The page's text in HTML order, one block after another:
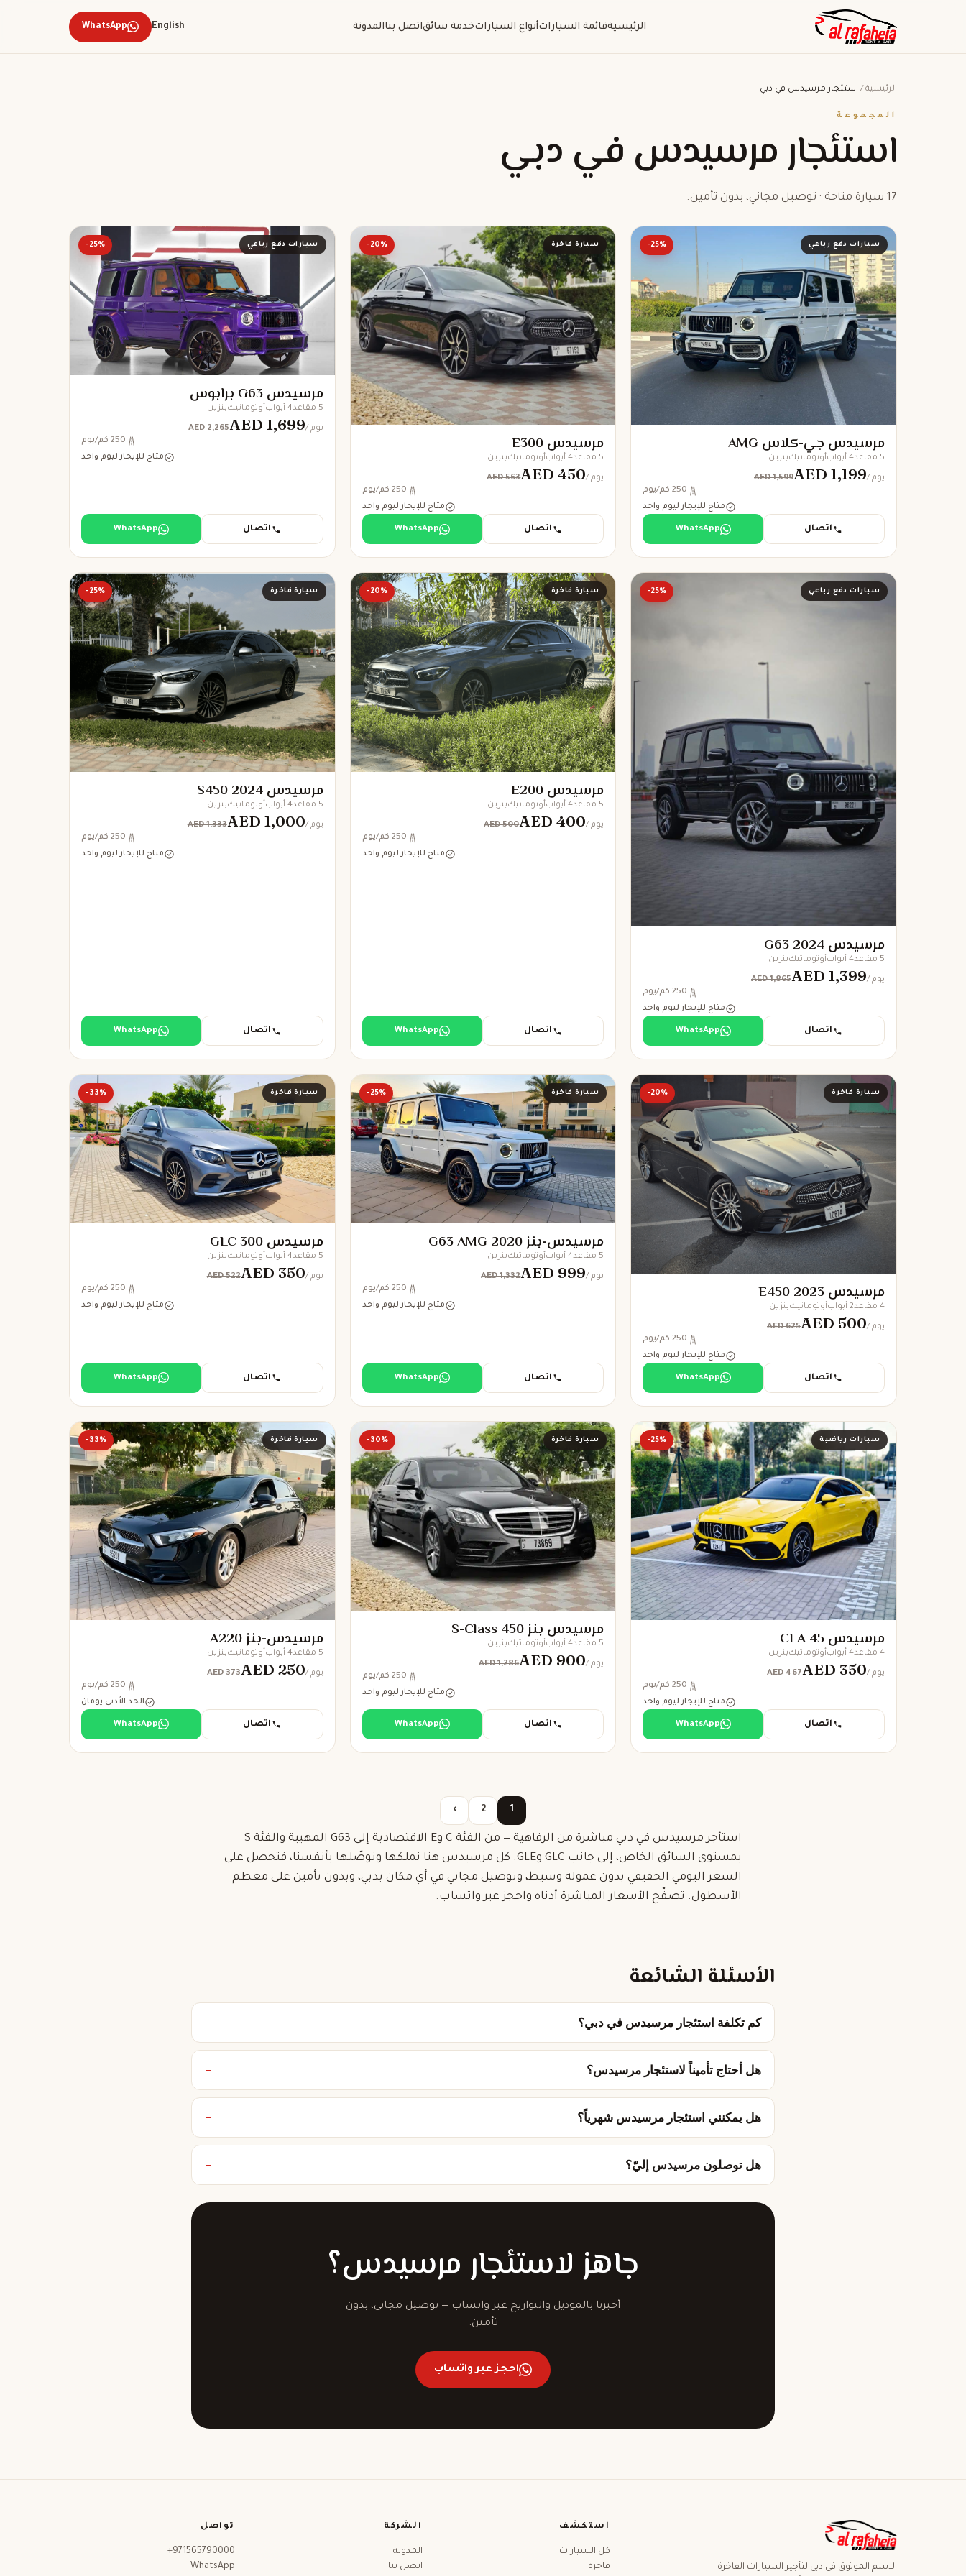
الرئيسيةقائمة السياراتأنواع السياراتخدمة سائقاتصل بناالمدونة English
WhatsApp
الرئيسية / استئجار مرسيدس في دبي
المجموعة
استئجار مرسيدس في دبي
17 سيارة متاحة · توصيل مجاني، بدون تأمين.
سيارات دفع رباعي -25%
مرسيدس جي-كلاس AMG
5 مقاعد 4 أبواب أوتوماتيكبنزين
AED 1,599AED 1,199 / يوم
250 كم/يوم
متاح للإيجار ليوم واحد
اتصال WhatsApp
سيارة فاخرة -20%
مرسيدس E300
5 مقاعد 4 أبواب أوتوماتيكبنزين
AED 563AED 450 / يوم
250 كم/يوم
متاح للإيجار ليوم واحد
اتصال WhatsApp
سيارات دفع رباعي -25%
مرسيدس G63 برابوس
5 مقاعد 4 أبواب أوتوماتيكبنزين
AED 2,265AED 1,699 / يوم
250 كم/يوم
متاح للإيجار ليوم واحد
اتصال WhatsApp
سيارات دفع رباعي -25%
مرسيدس G63 2024
5 مقاعد 4 أبواب أوتوماتيكبنزين
AED 1,865AED 1,399 / يوم
250 كم/يوم
متاح للإيجار ليوم واحد
اتصال WhatsApp
سيارة فاخرة -20%
مرسيدس E200
5 مقاعد 4 أبواب أوتوماتيكبنزين
AED 500AED 400 / يوم
250 كم/يوم
متاح للإيجار ليوم واحد
اتصال WhatsApp
سيارة فاخرة -25%
مرسيدس S450 2024
5 مقاعد 4 أبواب أوتوماتيكبنزين
AED 1,333AED 1,000 / يوم
250 كم/يوم
متاح للإيجار ليوم واحد
اتصال WhatsApp
سيارة فاخرة -20%
مرسيدس E450 2023
4 مقاعد 2 أبواب أوتوماتيكبنزين
AED 625AED 500 / يوم
250 كم/يوم
متاح للإيجار ليوم واحد
اتصال WhatsApp
سيارة فاخرة -25%
مرسيدس-بنز G63 AMG 2020
5 مقاعد 4 أبواب أوتوماتيكبنزين
AED 1,332AED 999 / يوم
250 كم/يوم
متاح للإيجار ليوم واحد
اتصال WhatsApp
سيارة فاخرة -33%
مرسيدس GLC 300
5 مقاعد 4 أبواب أوتوماتيكبنزين
AED 522AED 350 / يوم
250 كم/يوم
متاح للإيجار ليوم واحد
اتصال WhatsApp
سيارات رياضية -25%
مرسيدس CLA 45
4 مقاعد 4 أبواب أوتوماتيكبنزين
AED 467AED 350 / يوم
250 كم/يوم
متاح للإيجار ليوم واحد
اتصال WhatsApp
سيارة فاخرة -30%
مرسيدس بنز S-Class 450
5 مقاعد 4 أبواب أوتوماتيكبنزين
AED 1,286AED 900 / يوم
250 كم/يوم
متاح للإيجار ليوم واحد
اتصال WhatsApp
سيارة فاخرة -33%
مرسيدس-بنز A220
5 مقاعد 4 أبواب أوتوماتيكبنزين
AED 373AED 250 / يوم
250 كم/يوم
الحد الأدنى يومان
اتصال WhatsApp
1
2
›
استأجر مرسيدس في دبي مباشرة من الرفاهية — من الفئة C وE الاقتصادية إلى G63 المهيبة والفئة S
بمستوى السائق الخاص، إلى جانب GLC وGLE. كل مرسيدس هنا نملكها ونوصّلها بأنفسنا، فتحصل على
السعر اليومي الحقيقي بدون عمولة وسيط، وتوصيل مجاني في أي مكان بدبي، وبدون تأمين على معظم
الأسطول. تصفّح الأسعار المباشرة أدناه واحجز عبر واتساب.
الأسئلة الشائعة
كم تكلفة استئجار مرسيدس في دبي؟
هل أحتاج تأميناً لاستئجار مرسيدس؟
هل يمكنني استئجار مرسيدس شهرياً؟
هل توصلون مرسيدس إليّ؟
جاهز لاستئجار مرسيدس؟
أخبرنا بالموديل والتواريخ عبر واتساب — توصيل مجاني، بدون
تأمين.
احجز عبر واتساب
الاسم الموثوق في دبي لتأجير السيارات الفاخرة
استكشف
كل السيارات
فاخرة
الشركة
المدونة
اتصل بنا
تواصل
+971565790000
WhatsApp